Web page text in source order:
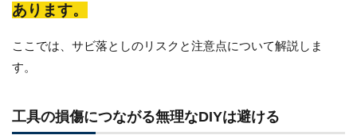
あります。
ここでは、サビ落としのリスクと注意点について解説しま
す。
工具の損傷につながる無理なDIYは避ける